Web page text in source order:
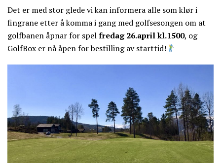
Det er med stor glede vi kan informera alle som klør i
fingrane etter å komma i gang med golfsesongen om at
golfbanen åpnar for spelfredag 26.april kl.1500, og
GolfBox er nå åpen for bestilling av starttid!